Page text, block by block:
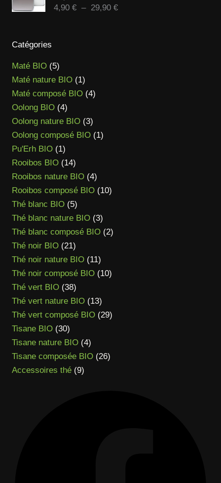
4,90 € – 29,90 €Plage
Catégories
Maté BIO 55
produits
Maté nature BIO 11
produit
Maté composé BIO 44
Oolong BIO 44
produits
Oolong nature BIO 33
produits
Oolong composé BIO 11
Pu'Erh BIO 11
produit
Rooibos BIO 1414
produits
Rooibos nature BIO 44
produits
Rooibos composé BIO 1010
Thé blanc BIO 55
produits
Thé blanc nature BIO 33
produits
Thé blanc composé BIO 22
Thé noir BIO 2121
produits
Thé noir nature BIO 1111
produits
Thé noir composé BIO 1010
Thé vert BIO 3838
produits
Thé vert nature BIO 1313
produits
Thé vert composé BIO 2929
Tisane BIO 3030
produits
Tisane nature BIO 44
produits
Tisane composée BIO 2626
Accessoires thé 99